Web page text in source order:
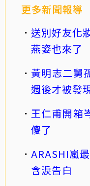
更多新聞報導
送別好友化
燕姿也來了
黃明志二舅
週後才被發
王仁甫開箱
傻了
ARASHI嵐
含淚告白